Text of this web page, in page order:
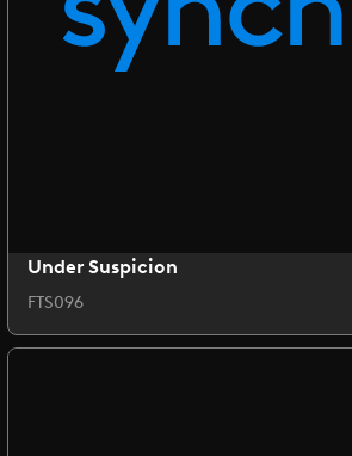
Under Suspicion
FTS096